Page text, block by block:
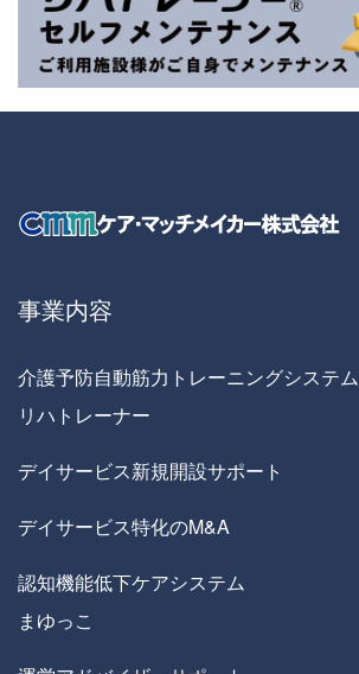
事業内容
介護予防自動筋力トレーニングシステム
リハトレーナー
デイサービス新規開設サポート
デイサービス特化のM&A
認知機能低下ケアシステム
まゆっこ